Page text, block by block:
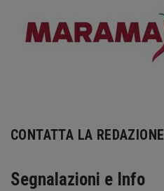
CONTATTA LA REDAZIONE
Segnalazioni e Info